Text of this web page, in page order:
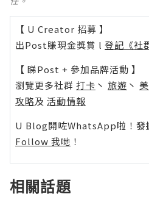
【 U Creator 招募 】
出Post賺現金獎賞 l 登記《社
【 睇Post + 參加品牌活動 】
瀏覽更多社群 打卡 丶 旅遊 丶
攻略及 活動情報
U Blog開咗WhatsApp啦！發
Follow 我哋 ！
相關話題